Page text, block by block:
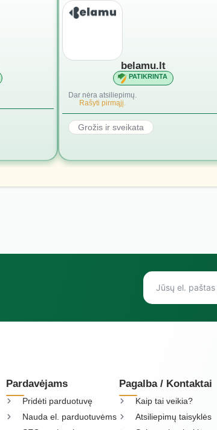
belamu.lt
PATIKRINTA
Dar nėra atsiliepimų.
Rašyti pirmąjį.
Grožis ir sveikata
Pardavėjams
Pridėti parduotuvę
Nauda el. parduotuvėms
Pagalba / Kontaktai
Kaip tai veikia?
Atsiliepimų taisyklės